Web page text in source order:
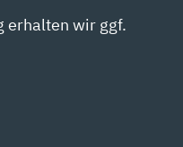
erhalten wir ggf.